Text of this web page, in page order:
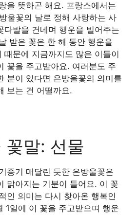
을 뜻하곤 해요. 프랑스에서는
울꽃의 날로 정해 사랑하는 사
다발을 건네며 행운을 빌어주는
받은 꽃은 한 해 동안 행운을
때문에 지금까지도 많은 이들이
꽃을 주고받아요. 여러분도 주
분이 있다면 은방울꽃의 의미를
보는 건 어떨까요.
꽃말: 선물
종기 매달린 듯한 은방울꽃은
맑아지는 기분이 들어요. 이 꽃
인 의미는 다시 찾아온 행복인
1일에 이 꽃을 주고받으며 행운